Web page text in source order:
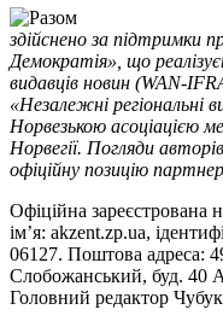
здійснено за підтримки
Демократія», що
видавців новин (WAN-
«Незалежні
Норвезькою асоціацією
Норвегії. Погляди
офіційну позицію
Офіційна зареєстрована
ім’я: akzent.zp.ua,
06127. Поштова адреса:
Слобожанський, буд. 40
Головний редактор